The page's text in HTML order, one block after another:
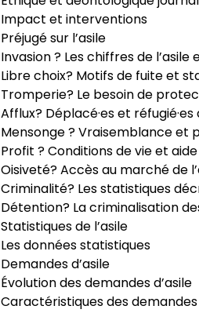
Impact et interventions
Préjugé sur l’asile
Invasion ? Les chiffres de l’asile
Libre choix? Motifs de fuite et
Tromperie? Le besoin de
Afflux? Déplacé·es et
Mensonge ? Vraisemblance et
Profit ? Conditions de vie et
Oisiveté? Accès au marché de
Criminalité? Les statistiques
Détention? La criminalisation
Statistiques de l’asile
Les données statistiques
Demandes d’asile
Évolution des demandes d’asile
Caractéristiques des demandes